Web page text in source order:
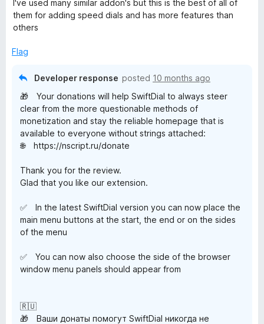
t
e
5
I've used many similar addon's but this is the best of all of
them for adding speed dials and has more features than
others
Flag
Developer response posted 10 months ago
🎁 Your donations will help SwiftDial to always steer
clear from the more questionable methods of
monetization and stay the reliable homepage that is
available to everyone without strings attached:
🌐 https://nscript.ru/donate
Thank you for the review.
Glad that you like our extension.
✅ In the latest SwiftDial version you can now place the
main menu buttons at the start, the end or on the sides
of the menu
✅ You can now also choose the side of the browser
window menu panels should appear from
🇷🇺
🎁 Ваши донаты помогут SwiftDial никогда не